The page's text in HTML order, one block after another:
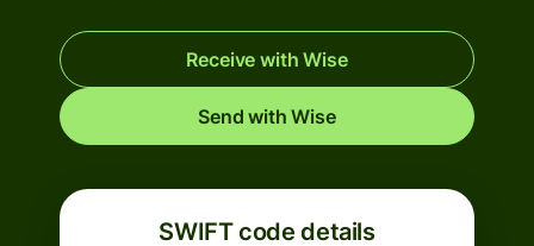
Receive with Wise
Send with Wise
SWIFT code details